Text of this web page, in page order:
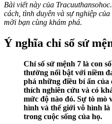
Bài viết này của
cách, tình duyên và sự nghiệp
mời bạn cùng khám phá.
Ý nghĩa chỉ số sứ
Chỉ số sứ mệnh 7 là con
thường nổi bật với niềm
phá những điều bí ẩn của
thích nghiên cứu và có
mức độ nào đó. Sự tò mò
hình và thế giới vô hình
trong cuộc sống của họ.